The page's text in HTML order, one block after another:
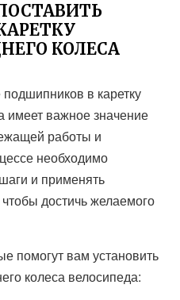
КОЛЕСА
в каретку
имеет важное значение
работы и
необходимо
и применять
достичь желаемого
помогут вам установить
колеса велосипеда: